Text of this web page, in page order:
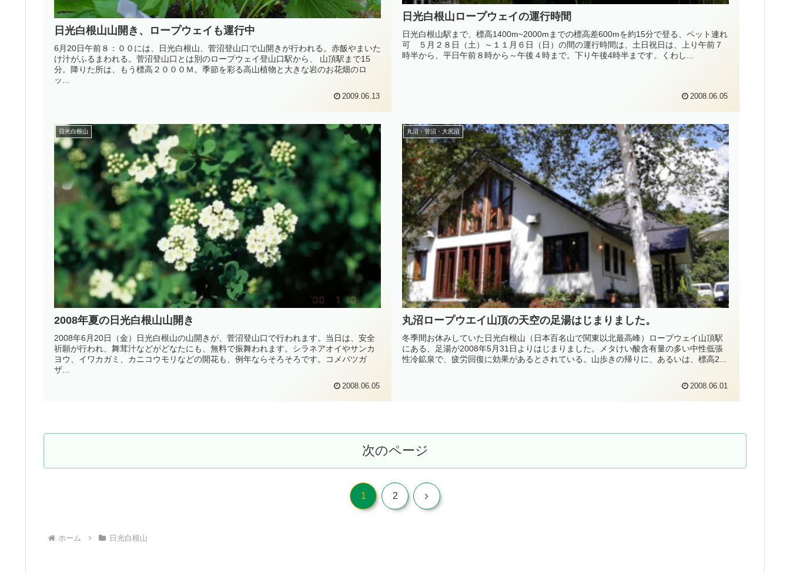
日光白根山山開き、ロープウェイも運行中
6月20日午前８：００には、日光白根山、菅沼登山口で山開きが行われる。赤飯やまいた
け汁がふるまわれる。菅沼登山口とは別のロープウェイ登山口駅から、 山頂駅まで15
分。降りた所は、もう標高２０００Ｍ。季節を彩る高山植物と大きな岩のお花畑のロ
ッ...
2009.06.13
日光白根山ロープウェイの運行時間
日光白根山駅まで、標高1400m~2000mまでの標高差600mを約15分で登る、ペット連れ
可 ５月２８日（土）～１１月６日（日）の間の運行時間は、土日祝日は、上り午前７
時半から、平日午前８時から～午後４時まで。下り午後4時半まです。くわし...
2008.06.05
日光白根山
2008年夏の日光白根山山開き
2008年6月20日（金）日光白根山の山開きが、菅沼登山口で行われます。当日は、安全
祈願が行われ、舞茸汁などがどなたにも、無料で振舞われます。シラネアオイやサンカ
ヨウ、イワカガミ、カニコウモリなどの開花も、例年ならそろそろです。コメバツガ
ザ...
2008.06.05
丸沼・菅沼・大尻沼
丸沼ロープウエイ山頂の天空の足湯はじまりました。
冬季間お休みしていた日光白根山（日本百名山で関東以北最高峰）ロープウェイ山頂駅
にある、足湯が2008年5月31日よりはじまりました。メタけい酸含有量の多い中性低張
性冷鉱泉で、疲労回復に効果があるとされている。山歩きの帰りに、あるいは、標高2...
2008.06.01
次のページ
1 2 次
ホーム 日光白根山